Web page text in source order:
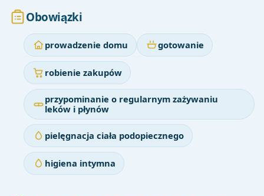
Obowiązki
prowadzenie domu gotowanie
robienie zakupów
przypominanie o regularnym zażywaniu
leków i płynów
pielęgnacja ciała podopiecznego
higiena intymna